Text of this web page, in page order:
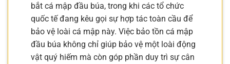
bắt cá mập đầu búa, trong khi các tổ chức
quốc tế đang kêu gọi sự hợp tác toàn cầu để
bảo vệ loài cá mập này. Việc bảo tồn cá mập
đầu búa không chỉ giúp bảo vệ một loài động
vật quý hiếm mà còn góp phần duy trì sự cân